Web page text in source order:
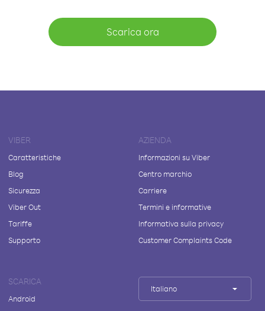
Scarica ora
VIBER
Caratteristiche
Blog
Sicurezza
Viber Out
Tariffe
Supporto
AZIENDA
Informazioni su Viber
Centro marchio
Carriere
Termini e informative
Informativa sulla privacy
Customer Complaints Code
SCARICA
Android
Italiano